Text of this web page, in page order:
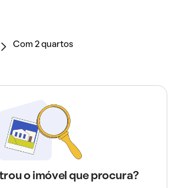
Com 2 quartos
o imóvel que procura?